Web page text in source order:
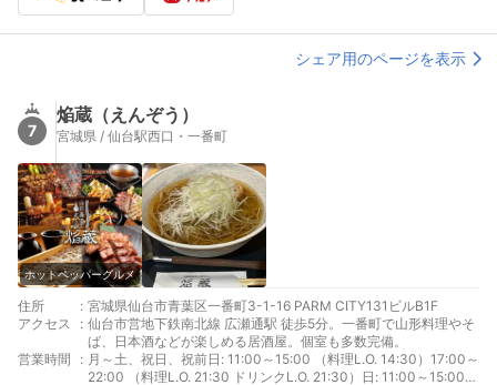
シェア用のページを表示
7
焔蔵（えんぞう）
宮城県 / 仙台駅西口・一番町
ホットペッパーグルメ
住所 : 宮城県仙台市青葉区一番町3-1-16 PARM CITY131ビルB1F
アクセス
: 仙台市営地下鉄南北線 広瀬通駅 徒歩5分。一番町で山形料理やそ
ば、日本酒などが楽しめる居酒屋。個室も多数完備。
営業時間
: 月～土、祝日、祝前日: 11:00～15:00 （料理L.O. 14:30）17:00～
22:00 （料理L.O. 21:30 ドリンクL.O. 21:30）日: 11:00～15:00